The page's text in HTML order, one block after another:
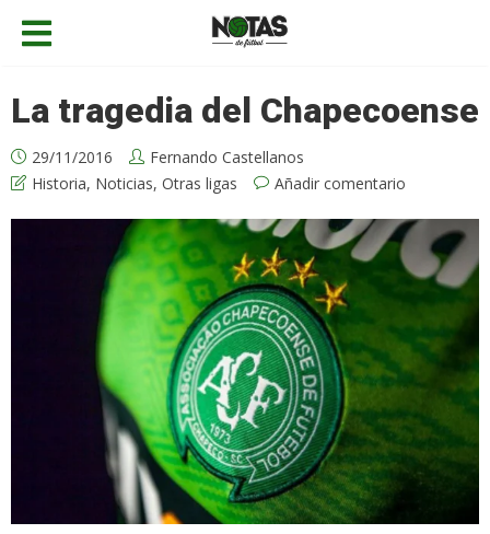
La tragedia del Chapecoense
29/11/2016
Fernando Castellanos
Historia, Noticias, Otras ligas Añadir comentario